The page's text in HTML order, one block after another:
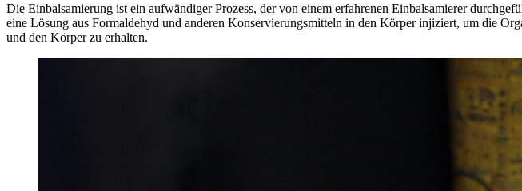
Die Einbalsamierung ist ein aufwändiger Prozess, der von einem erfahrenen Einbalsamierer
eine Lösung aus Formaldehyd und anderen Konservierungsmitteln in den Körper injiziert, um die
und den Körper zu erhalten.